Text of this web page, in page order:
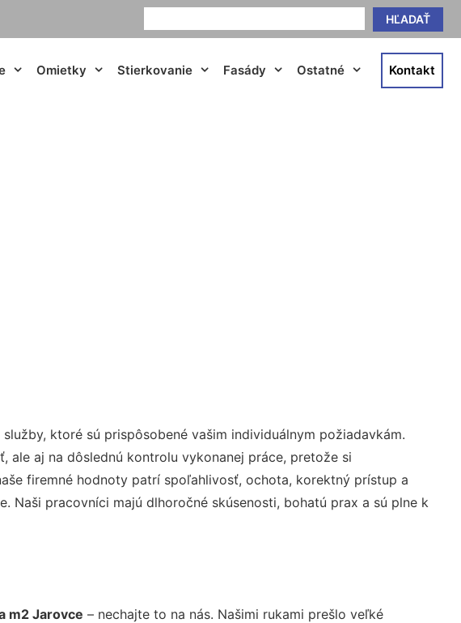
HĽADAŤ
Omietky Stierkovanie Fasády Ostatné Kontakt
ktoré sú prispôsobené vašim individuálnym požiadavkám.
ale aj na dôslednú kontrolu vykonanej práce, pretože si
firemné hodnoty patrí spoľahlivosť, ochota, korektný prístup a
Naši pracovníci majú dlhoročné skúsenosti, bohatú prax a sú plne k
m2 Jarovce – nechajte to na nás. Našimi rukami prešlo veľké